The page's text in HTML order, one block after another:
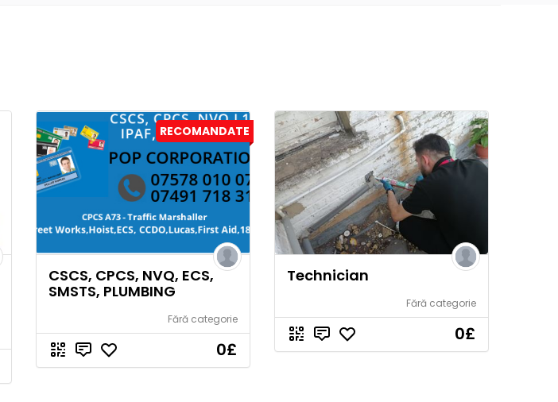
RECOMANDATE
CSCS, CPCS, NVQ, ECS,
SMSTS, PLUMBING
Fără categorie
0£
Technician
Fără categorie
0£